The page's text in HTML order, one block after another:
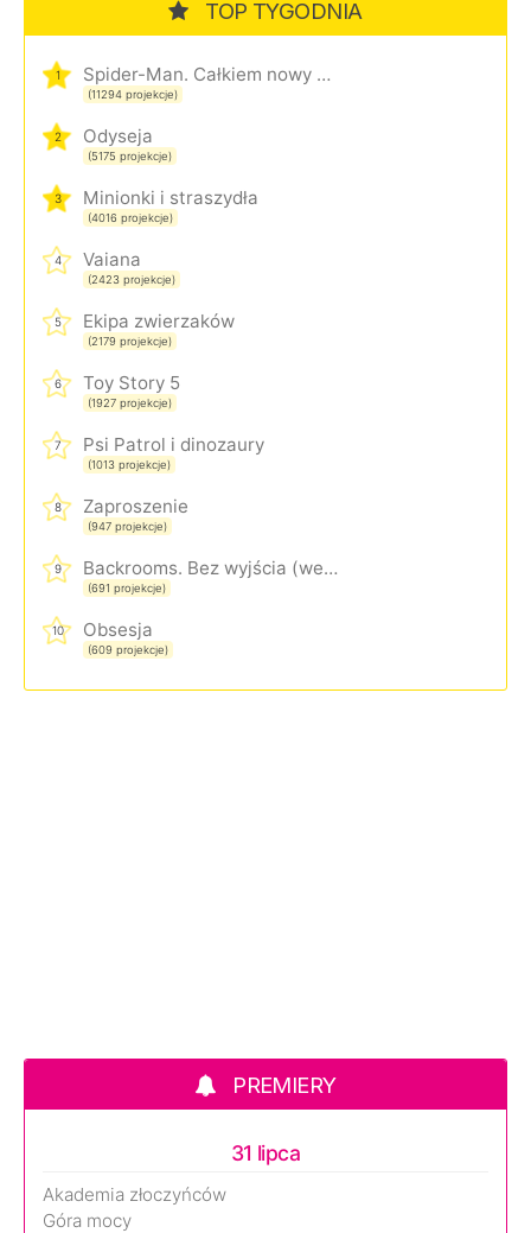
TOP TYGODNIA
1 Spider-Man. Całkiem nowy dzień
(11294 projekcje)
2 Odyseja
(5175 projekcje)
3 Minionki i straszydła
(4016 projekcje)
4 Vaiana
(2423 projekcje)
5 Ekipa zwierzaków
(2179 projekcje)
6 Toy Story 5
(1927 projekcje)
7 Psi Patrol i dinozaury
(1013 projekcje)
8 Zaproszenie
(947 projekcje)
9 Backrooms. Bez wyjścia (wersja rozszerzona)
(691 projekcje)
10 Obsesja
(609 projekcje)
PREMIERY
31 lipca
Akademia złoczyńców
Góra mocy